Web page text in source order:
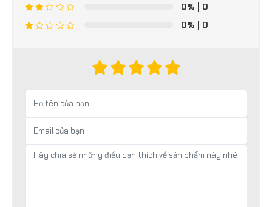
0% | 0
0% | 0